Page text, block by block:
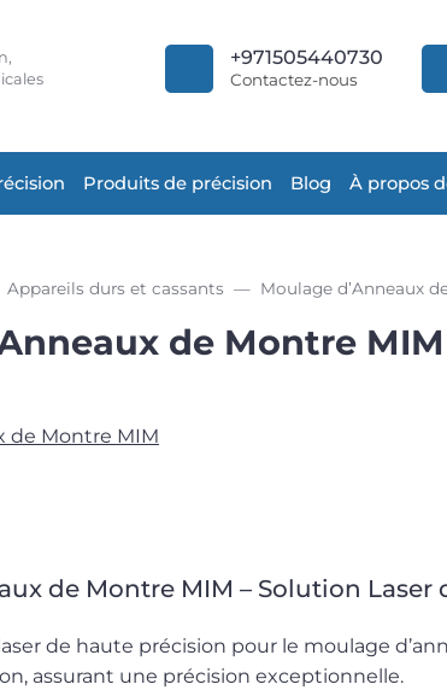
+971505440730
Contactez-nous
Produits de précision Blog À propos
Appareils durs et cassants Moulage d’Anneaux
de Montre MIM
de Montre MIM – Solution Laser
de haute précision pour le moulage
assurant une précision exceptionnelle.